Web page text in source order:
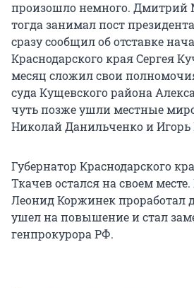
произошло немного. Дмитрий
тогда занимал пост
сразу сообщил об отставке
Краснодарского края Сергея
месяц сложил свои
суда Кущевского района
чуть позже ушли местные
Николай Данильченко и
Губернатор Краснодарского
Ткачев остался на своем
Леонид Коржинек проработал
ушел на повышение и стал
генпрокурора РФ.